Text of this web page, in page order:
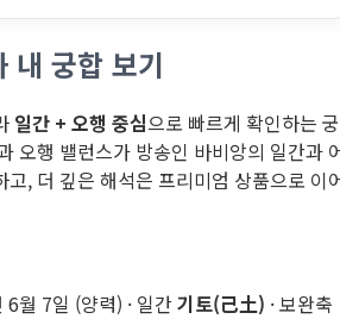
내 궁합 보기
일간 + 오행 중심으로 빠르게 확인하는 궁
오행 밸런스가 방송인 바비앙의 일간과
고, 더 깊은 해석은 프리미엄 상품으로 이
6월 7일 (양력) · 일간기토(己土) · 보완축